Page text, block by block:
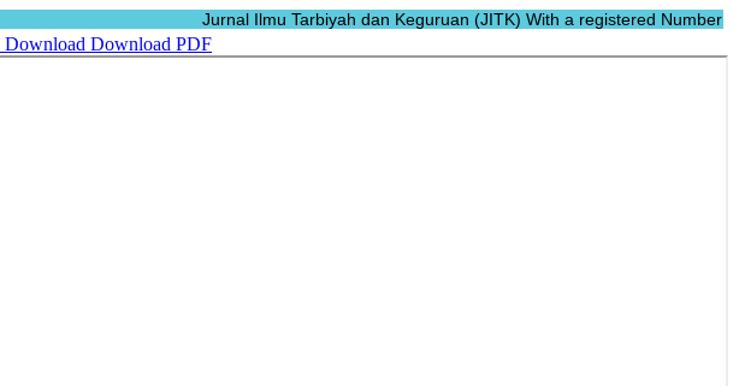
Jurnal Ilmu Tarbiyah dan Keguruan (JITK) With a registered Number
Download Download PDF